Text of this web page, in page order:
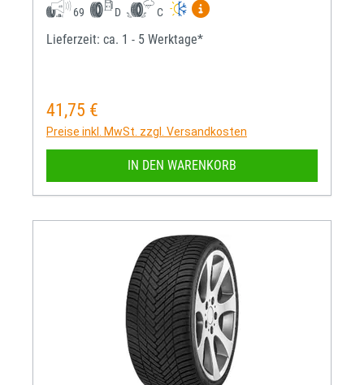
69 D C
Mehr Informationen zum
Lieferzeit: ca. 1 - 5 Werktage*
Regulärer Preis:
41,75 €
Preise inkl. MwSt. zzgl. Versandkosten
IN DEN WARENKORB